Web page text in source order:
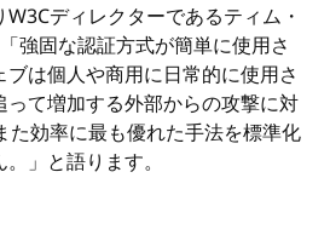
ディレクターであるティム・
強固な認証方式が簡単に使用さ
は個人や商用に日常的に使用さ
て増加する外部からの攻撃に対
た効率に最も優れた手法を標準化
」と語ります。